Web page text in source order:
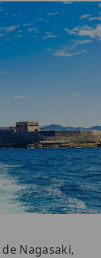
Nagasaki,